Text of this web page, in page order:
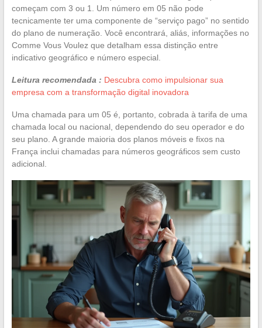
começam com 3 ou 1. Um número em 05 não pode
tecnicamente ter uma componente de “serviço pago” no sentido
do plano de numeração. Você encontrará, aliás, informações no
Comme Vous Voulez que detalham essa distinção entre
indicativo geográfico e número especial.
Leitura recomendada : Descubra como impulsionar sua
empresa com a transformação digital inovadora
Uma chamada para um 05 é, portanto, cobrada à tarifa de uma
chamada local ou nacional, dependendo do seu operador e do
seu plano. A grande maioria dos planos móveis e fixos na
França inclui chamadas para números geográficos sem custo
adicional.